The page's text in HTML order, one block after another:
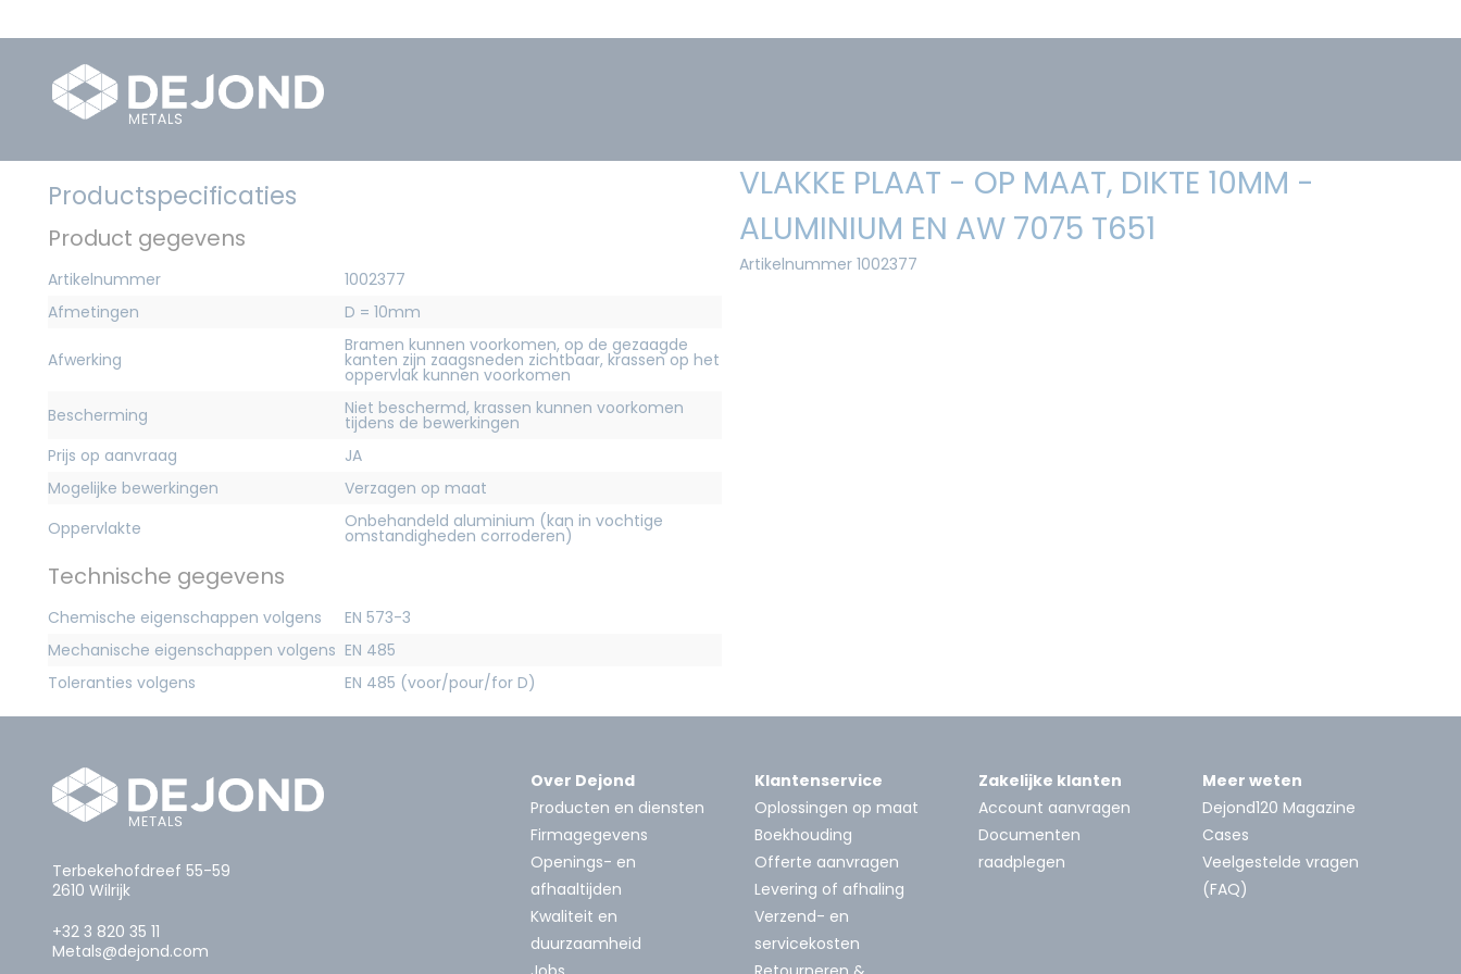
Productspecificaties
Product gegevens
Artikelnummer
1002377
Afmetingen
D = 10mm
Afwerking
Bramen kunnen voorkomen, op de gezaagde
kanten zijn zaagsneden zichtbaar, krassen op het
oppervlak kunnen voorkomen
Bescherming
Niet beschermd, krassen kunnen voorkomen
tijdens de bewerkingen
Prijs op aanvraag
JA
Mogelijke bewerkingen
Verzagen op maat
Oppervlakte
Onbehandeld aluminium (kan in vochtige
omstandigheden corroderen)
Technische gegevens
Chemische eigenschappen volgens
EN 573-3
Mechanische eigenschappen volgens EN 485
Toleranties volgens
EN 485 (voor/pour/for D)
VLAKKE PLAAT - OP MAAT, DIKTE 10MM -
ALUMINIUM EN AW 7075 T651
Artikelnummer 1002377
Terbekehofdreef 55-59
2610 Wilrijk
+32 3 820 35 11
Metals@dejond.com
Over Dejond
Producten en diensten
Firmagegevens
Openings- en
afhaaltijden
Kwaliteit en
duurzaamheid
Klantenservice
Oplossingen op maat
Boekhouding
Offerte aanvragen
Levering of afhaling
Verzend- en
servicekosten
Zakelijke klanten
Account aanvragen
Documenten
raadplegen
Meer weten
Dejond120 Magazine
Cases
Veelgestelde vragen
(FAQ)